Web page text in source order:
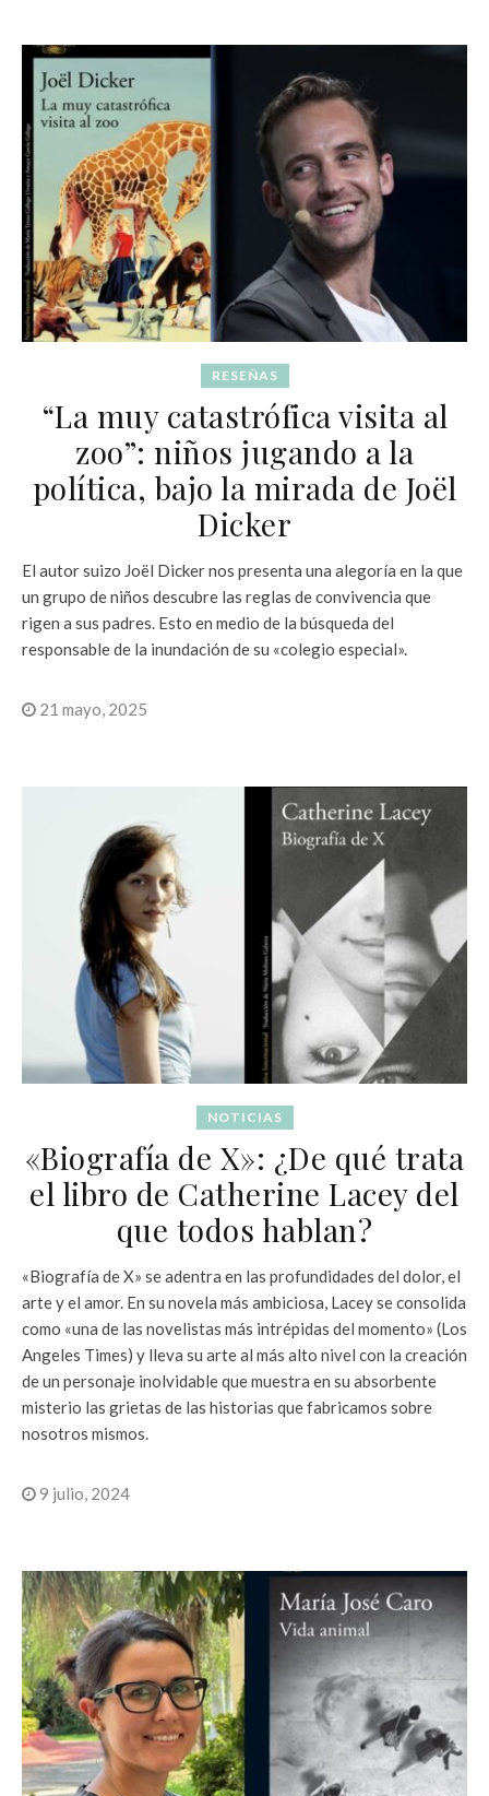
RESEÑAS
“La muy catastrófica visita al
zoo”: niños jugando a la
política, bajo la mirada de Joël
Dicker
El autor suizo Joël Dicker nos presenta una alegoría en la que
un grupo de niños descubre las reglas de convivencia que
rigen a sus padres. Esto en medio de la búsqueda del
responsable de la inundación de su «colegio especial».
21 mayo, 2025
NOTICIAS
«Biografía de X»: ¿De qué trata
el libro de Catherine Lacey del
que todos hablan?
«Biografía de X» se adentra en las profundidades del dolor, el
arte y el amor. En su novela más ambiciosa, Lacey se consolida
como «una de las novelistas más intrépidas del momento» (Los
Angeles Times) y lleva su arte al más alto nivel con la creación
de un personaje inolvidable que muestra en su absorbente
misterio las grietas de las historias que fabricamos sobre
nosotros mismos.
9 julio, 2024